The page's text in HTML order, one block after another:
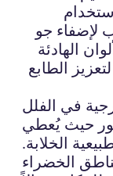
لإضفاء جو
الهادئة
الطابع
في الفلل
حيث يُعطي
الخلابة.
الخضراء